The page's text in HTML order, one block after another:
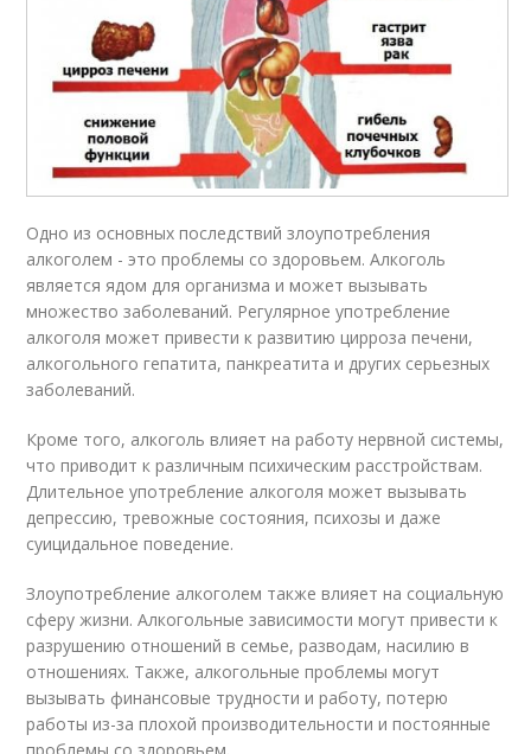
Одно из основных последствий злоупотребления
алкоголем - это проблемы со здоровьем. Алкоголь
является ядом для организма и может вызывать
множество заболеваний. Регулярное употребление
алкоголя может привести к развитию цирроза печени,
алкогольного гепатита, панкреатита и других серьезных
заболеваний.
Кроме того, алкоголь влияет на работу нервной системы,
что приводит к различным психическим расстройствам.
Длительное употребление алкоголя может вызывать
депрессию, тревожные состояния, психозы и даже
суицидальное поведение.
Злоупотребление алкоголем также влияет на социальную
сферу жизни. Алкогольные зависимости могут привести к
разрушению отношений в семье, разводам, насилию в
отношениях. Также, алкогольные проблемы могут
вызывать финансовые трудности и работу, потерю
работы из-за плохой производительности и постоянные
проблемы со здоровьем.